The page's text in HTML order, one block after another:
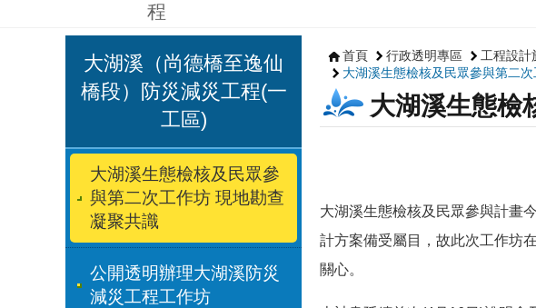
程
大湖溪（尚德橋至逸仙
橋段）防災減災工程(一
工區)
大湖溪生態檢核及民眾參
與第二次工作坊 現地勘查
凝聚共識
公開透明辦理大湖溪防災
減災工程工作坊
首頁 行政透明專區 工程設計
大湖溪生態檢核及民眾參與第二
大湖溪生態檢
大湖溪生態檢核及民眾參與計畫
計方案備受屬目，故此次工作坊
關心。